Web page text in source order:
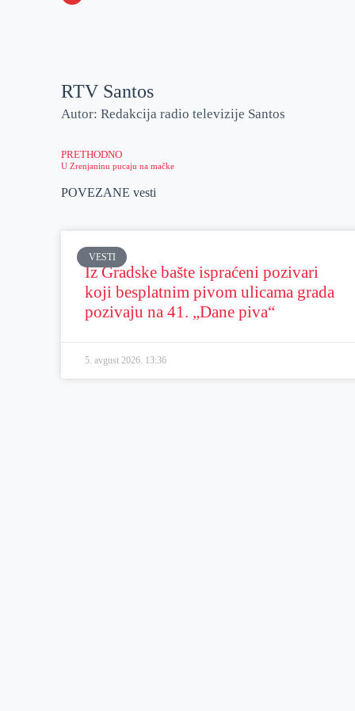
r
n
A
iRTV Santos
Autor: Redakcija radio televizije Santos
PRETHODNO
U Zrenjaninu pucaju na mačke
POVEZANE vesti
VESTI
Iz Gradske bašte ispraćeni pozivari
koji besplatnim pivom ulicama grada
pozivaju na 41. „Dane piva“
5. avgust 2026. 13:36